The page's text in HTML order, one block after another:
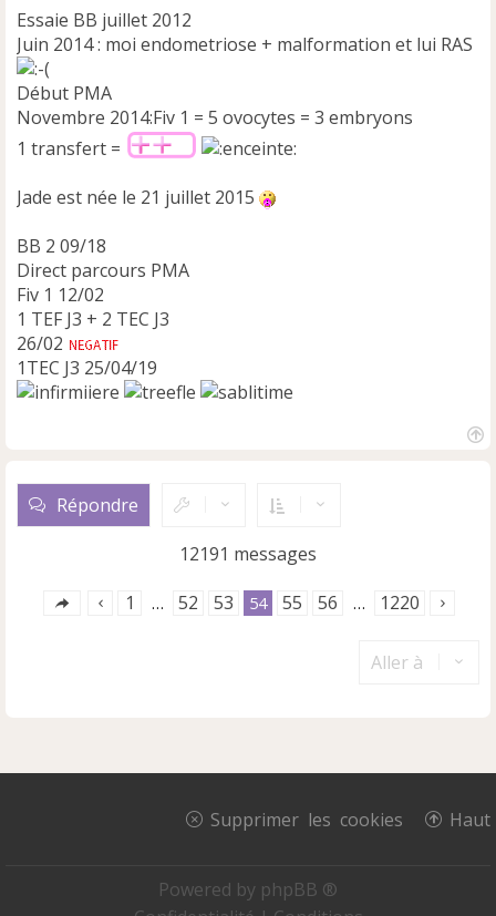
n
l
u
Essaie BB juillet 2012
Juin 2014 : moi endometriose + malformation et lui RAS
Début PMA
Novembre 2014:Fiv 1 = 5 ovocytes = 3 embryons
1 transfert =
Jade est née le 21 juillet 2015
BB 2 09/18
Direct parcours PMA
Fiv 1 12/02
1 TEF J3 + 2 TEC J3
26/02
1TEC J3 25/04/19
Répondre
12191 messages
1 … 52 53 54 55 56 … 1220
Aller à
Haut
Supprimer les cookies
Powered by phpBB ®